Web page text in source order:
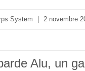
System 2 novembre
Alu, un